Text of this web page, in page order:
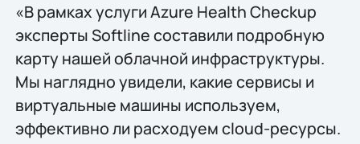
«В рамках услуги Azure Health Checkup
эксперты Softline составили подробную
карту нашей облачной инфраструктуры.
Мы наглядно увидели, какие сервисы и
виртуальные машины используем,
эффективно ли расходуем cloud-ресурсы.